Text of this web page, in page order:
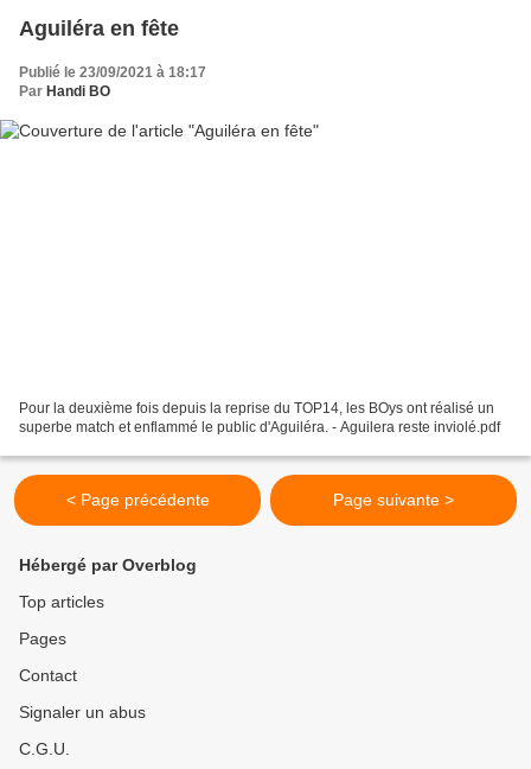
Aguiléra en fête
Publié le 23/09/2021 à 18:17
Par Handi BO
Pour la deuxième fois depuis la reprise du TOP14, les BOys ont réalisé un
superbe match et enflammé le public d'Aguiléra. - Aguilera reste inviolé.pdf
< Page précédente Page suivante >
Hébergé par Overblog
Top articles
Pages
Contact
Signaler un abus
C.G.U.